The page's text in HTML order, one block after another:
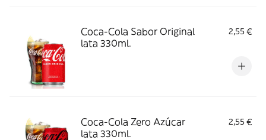
Coca-Cola Sabor Original
lata 330ml.
2,55 €
Coca-Cola Zero Azúcar
lata 330ml.
2,55 €